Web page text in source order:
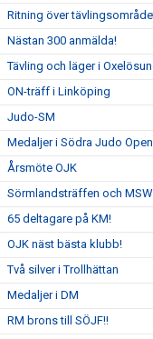
Ritning över
Nästan 300 anmälda!
Tävling och läger i
ON-träff i Linköping
Judo-SM
Medaljer i Södra Judo Open
Årsmöte OJK
Sörmlandsträffen och
65 deltagare på KM!
OJK näst bästa klubb!
Två silver i Trollhättan
Medaljer i DM
RM brons till SÖJF!!